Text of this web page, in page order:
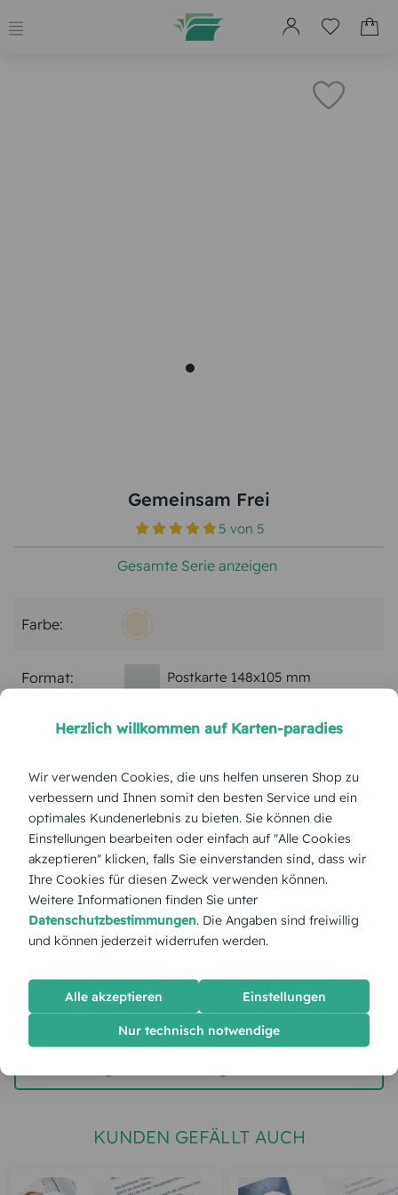
Gemeinsam Frei
5 von 5
Gesamte Serie anzeigen
Farbe:
Format: Postkarte 148x105 mm
Papierart: Bilderdruck
Menge:
Stückpreis: 1,55 €
Gesamtpreis: 38,75 €
jetzt gestalten
KUNDEN GEFÄLLT AUCH
Herzlich willkommen auf Karten-paradies
Wir verwenden Cookies, die uns helfen unseren Shop zu
verbessern und Ihnen somit den besten Service und ein
optimales Kundenerlebnis zu bieten. Sie können die
Einstellungen bearbeiten oder einfach auf "Alle Cookies
akzeptieren" klicken, falls Sie einverstanden sind, dass wir
Ihre Cookies für diesen Zweck verwenden können.
Weitere Informationen finden Sie unter
Datenschutzbestimmungen. Die Angaben sind freiwillig
und können jederzeit widerrufen werden.
Alle akzeptieren Einstellungen
Nur technisch notwendige